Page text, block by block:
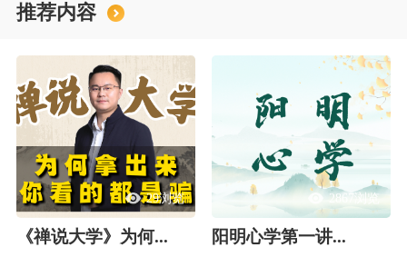
推荐内容
29浏览
《禅说大学》为何...
2867浏览
阳明心学第一讲...